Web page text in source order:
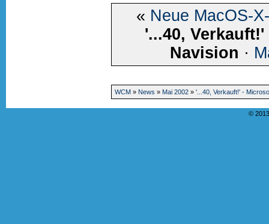
« Neue MacOS-
'...40,
Navision ·
WCM » News » Mai 2002» '...40, Verkauft!' -
©